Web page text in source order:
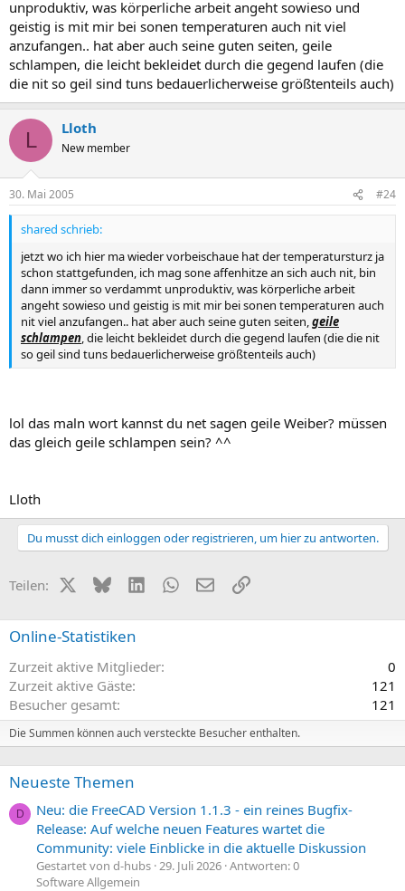
unproduktiv, was körperliche arbeit angeht sowieso und
geistig is mit mir bei sonen temperaturen auch nit viel
anzufangen.. hat aber auch seine guten seiten, geile
schlampen, die leicht bekleidet durch die gegend laufen (die
die nit so geil sind tuns bedauerlicherweise größtenteils auch)
L Lloth
New member
30. Mai 2005 #24
shared schrieb:
jetzt wo ich hier ma wieder vorbeischaue hat der temperatursturz ja
schon stattgefunden, ich mag sone affenhitze an sich auch nit, bin
dann immer so verdammt unproduktiv, was körperliche arbeit
angeht sowieso und geistig is mit mir bei sonen temperaturen auch
nit viel anzufangen.. hat aber auch seine guten seiten,geile
schlampen, die leicht bekleidet durch die gegend laufen (die die nit
so geil sind tuns bedauerlicherweise größtenteils auch)
lol das maln wort kannst du net sagen geile Weiber? müssen
das gleich geile schlampen sein? ^^
Lloth
Du musst dich einloggen oder registrieren, um hier zu antworten.
Teilen: X (Twitter)
BlueskyLinkedInWhatsApp
E-MailLink
Online-Statistiken
Zurzeit aktive Mitglieder
0
Zurzeit aktive Gäste
121
Besucher gesamt
121
Die Summen können auch versteckte Besucher enthalten.
Neueste Themen
D
Neu: die FreeCAD Version 1.1.3 - ein reines Bugfix-
Release: Auf welche neuen Features wartet die
Community: viele Einblicke in die aktuelle Diskussion
Gestartet von d-hubs 29. Juli 2026 Antworten: 0
Software Allgemein